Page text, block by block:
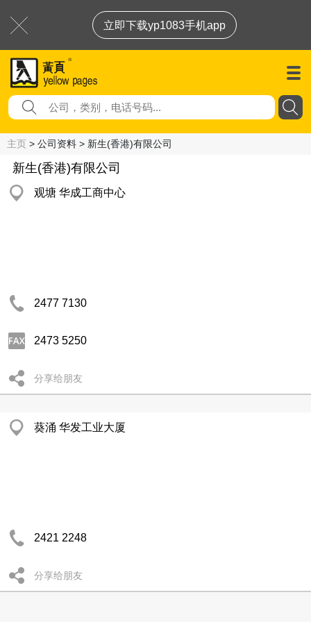
立即下载yp1083手机app
主页 > 公司资料 > 新生(香港)有限公司
新生(香港)有限公司
观塘 华成工商中心
2477 7130
2473 5250
分享给朋友
葵涌 华发工业大厦
2421 2248
分享给朋友